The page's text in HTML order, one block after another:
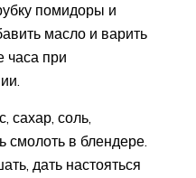
помидоры и
масло и варить
часа при
сахар, соль,
смолоть в блендере.
дать настояться